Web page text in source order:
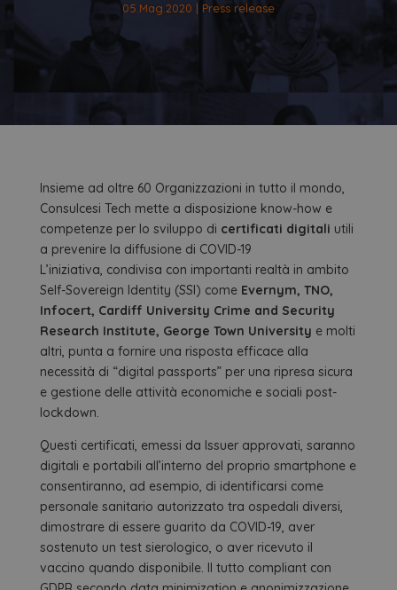
05.Mag.2020 Press release
Insieme ad oltre 60 Organizzazioni in tutto il mondo,
Consulcesi Tech mette a disposizione know-how e
competenze per lo sviluppo di certificati digitali utili
a prevenire la diffusione di COVID-19
L’iniziativa, condivisa con importanti realtà in ambito
Self-Sovereign Identity (SSI) comeEvernym, TNO,
Infocert, Cardiff University Crime and Security
Research Institute, George Town University e molti
altri, punta a fornire una risposta efficace alla
necessità di “digital passports” per una ripresa sicura
e gestione delle attività economiche e sociali post-
lockdown.
Questi certificati, emessi da Issuer approvati, saranno
digitali e portabili all’interno del proprio smartphone e
consentiranno, ad esempio, di identificarsi come
personale sanitario autorizzato tra ospedali diversi,
dimostrare di essere guarito da COVID-19, aver
sostenuto un test sierologico, o aver ricevuto il
vaccino quando disponibile. Il tutto compliant con